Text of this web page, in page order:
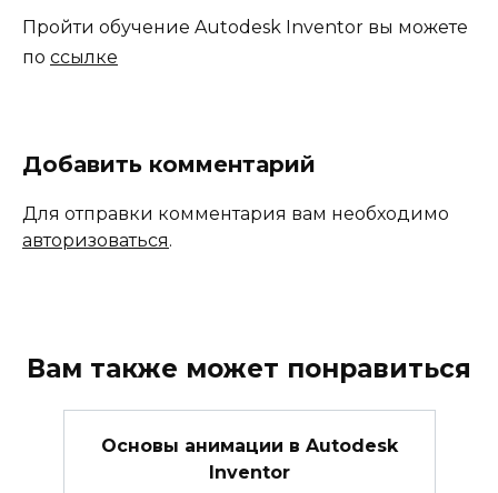
Пройти обучение Autodesk Inventor вы можете
по ссылке
Добавить комментарий
Для отправки комментария вам необходимо
авторизоваться.
Вам также может понравиться
Основы анимации в Autodesk
Inventor